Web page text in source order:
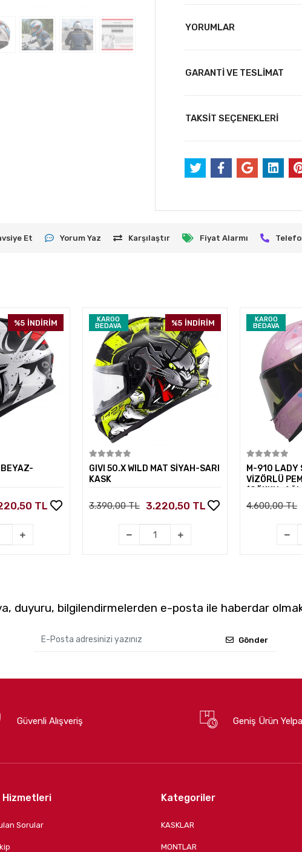
YORUMLAR
GARANTİ VE TESLİMAT
TAKSİT SEÇENEKLERİ
Et Yorum Yaz Karşılaştır Fiyat Alarmı
%5 İNDİRİM
BEYAZ-
TL
KARGO
BEDAVA
%5 İNDİRİM
GIVI 50.X WILD MAT SİYAH-SARI
KASK
3.390,00 TL 3.220,50 TL
KARGO
BEDAVA
M-910 LADY
VİZÖRLÜ
(GÖKKUŞAĞI
4.600,00 TL
duyuru, bilgilendirmelerden e-posta ile haberdar
Gönder
Güvenli Alışveriş Geniş Ürün
Hizmetleri
Sorular
Kategoriler
KASKLAR
MONTLAR